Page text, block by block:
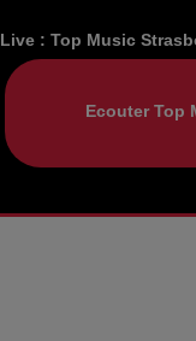
Live :Top Music